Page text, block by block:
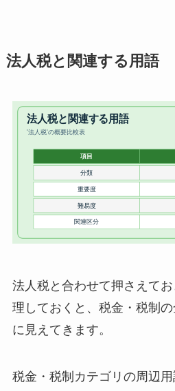
法人税と関連する用語
法人税と合わせて押さえて
理しておくと、税金・税制
に見えてきます。
税金・税制カテゴリの周辺